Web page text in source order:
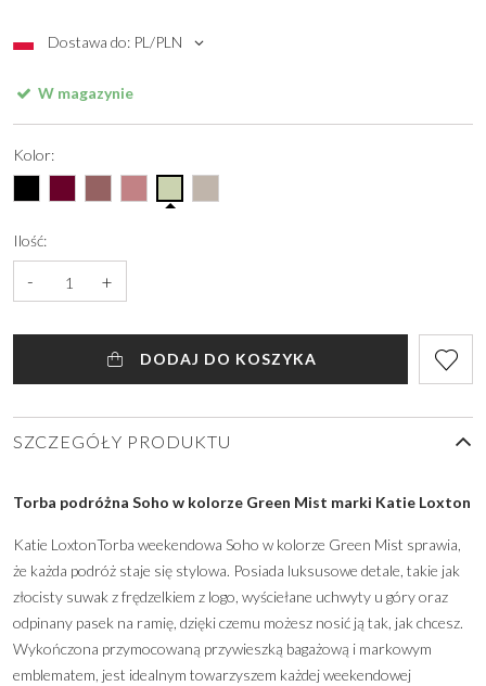
Dostawa do: PL/PLN
W magazynie
Kolor:
Ilość:
- +
DODAJ DO KOSZYKA
SZCZEGÓŁY PRODUKTU
Torba podróżna Soho w kolorze Green Mist marki Katie Loxton
Katie LoxtonTorba weekendowa Soho w kolorze Green Mist sprawia,
że każda podróż staje się stylowa. Posiada luksusowe detale, takie jak
złocisty suwak z frędzelkiem z logo, wyściełane uchwyty u góry oraz
odpinany pasek na ramię, dzięki czemu możesz nosić ją tak, jak chcesz.
Wykończona przymocowaną przywieszką bagażową i markowym
emblematem, jest idealnym towarzyszem każdej weekendowej